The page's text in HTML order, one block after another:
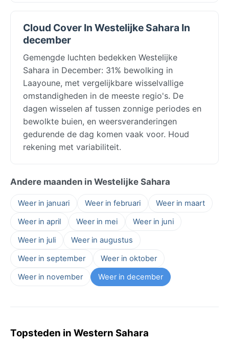
Cloud Cover In Westelijke Sahara In
december
Gemengde luchten bedekken Westelijke
Sahara in December: 31% bewolking in
Laayoune, met vergelijkbare wisselvallige
omstandigheden in de meeste regio's. De
dagen wisselen af tussen zonnige periodes en
bewolkte buien, en weersveranderingen
gedurende de dag komen vaak voor. Houd
rekening met variabiliteit.
Andere maanden in Westelijke Sahara
Weer in januari Weer in februari
Weer in maart
Weer in april
Weer in mei
Weer in juni
Weer in juli
Weer in augustus
Weer in september
Weer in oktober
Weer in november
Weer in december
Topsteden in Western Sahara